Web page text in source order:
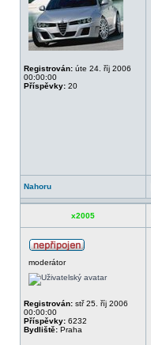
Registrován: úte 24. říj 2006
00:00:00
Příspěvky: 20
Nahoru
x2005
moderátor
Registrován: stř 25. říj 2006
00:00:00
Příspěvky: 6232
Bydliště: Praha